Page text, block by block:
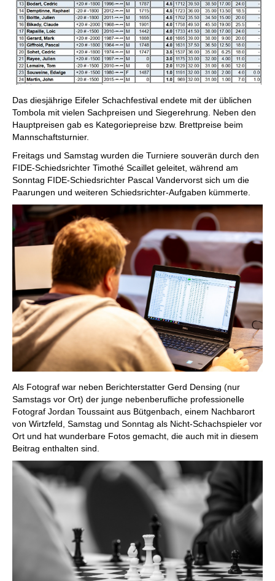
Das diesjährige Eifeler Schachfestival endete mit der üblichen
Tombola mit vielen Sachpreisen und Siegerehrung. Neben den
Hauptpreisen gab es Kategoriepreise bzw. Brettpreise beim
Mannschaftsturnier.
Freitags und Samstag wurden die Turniere souverän durch den
FIDE-Schiedsrichter Timothé Scaillet geleitet, während am
Sonntag FIDE-Schiedsrichter Pascal Vandervorst sich um die
Paarungen und weiteren Schiedsrichter-Aufgaben kümmerte.
Als Fotograf war neben Berichterstatter Gerd Densing (nur
Samstags vor Ort) der junge nebenberufliche professionelle
Fotograf Jordan Toussaint aus Bütgenbach, einem Nachbarort
von Wirtzfeld, Samstag und Sonntag als Nicht-Schachspieler vor
Ort und hat wunderbare Fotos gemacht, die auch mit in diesem
Beitrag enthalten sind.